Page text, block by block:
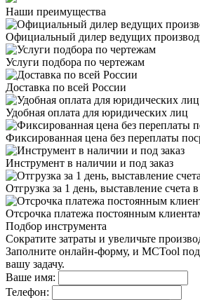
Наши преимущества
Официальный дилер ведущих
Услуги подбора по чертежам
Доставка по всей России
Удобная оплата для юридических лиц
Фиксированная цена без переплаты
Инструмент в наличии и под заказ
Отгрузка за 1 день, выставление счета в
Отсрочка платежа постоянным
Подбор инструмента
Сократите затраты и увеличьте
Заполните онлайн-форму, и MCTool
вашу задачу.
Ваше имя:
Телефон: